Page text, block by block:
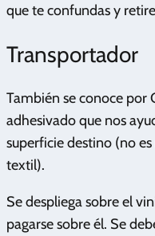
que te confundas y
Transportador
También se conoce por
adhesivado que nos
superficie destino (no
textil).
Se despliega sobre el
pagarse sobre él. Se